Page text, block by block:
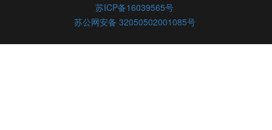
苏ICP备16039565号
苏公网安备 32050502001085号